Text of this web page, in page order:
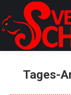
Tages-